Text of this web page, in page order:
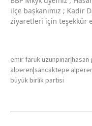
ilçe başkanımız ; Kadir
ziyaretleri için teşekkür
emir faruk
alperen|sancaktepe
büyük birlik partisi